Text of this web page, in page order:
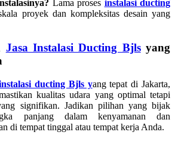
Lama proses instalasi ducting
proyek dan kompleksitas desain yang
Jasa Instalasi Ducting Bjlsyang
ducting Bjls yang tepat di Jakarta,
kualitas udara yang optimal tetapi
signifikan. Jadikan pilihan yang bijak
panjang dalam kenyamanan dan
di tempat tinggal atau tempat kerja Anda.